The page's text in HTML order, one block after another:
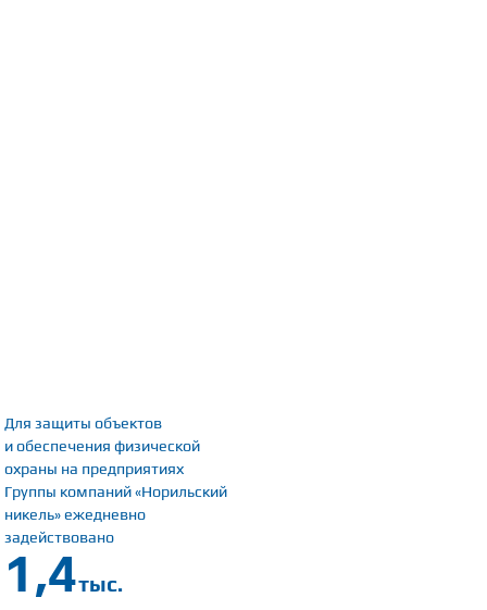
Для защиты объектов
и обеспечения физической
охраны на предприятиях
Группы компаний«Норильский
никель»ежедневно
задействовано
1,4тыс.